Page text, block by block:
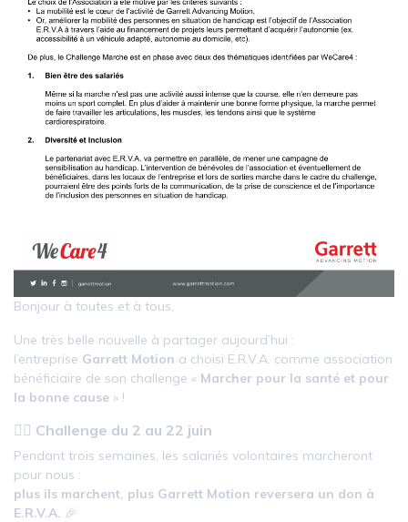
Bonjour à toutes et à tous,
Une très belle nouvelle à partager aujourd’hui :
l’entreprise Garrett Motion a choisi E.R.V.A. comme association
bénéficiaire de son challenge « Marcher pour la santé et pour
la bonne cause » !
🚶‍♀️ Challenge du 2 au 22 juin
Pendant trois semaines, les salariés volontaires marcheront
pour nous :
plus ils marchent, plus Garrett Motion reversera un don à
E.R.V.A. 🎉